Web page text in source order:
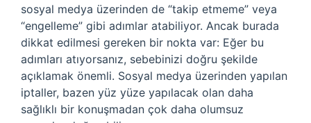
sosyal medya üzerinden de “takip etmeme” veya
“engelleme” gibi adımlar atabiliyor. Ancak burada
dikkat edilmesi gereken bir nokta var: Eğer bu
adımları atıyorsanız, sebebinizi doğru şekilde
açıklamak önemli. Sosyal medya üzerinden yapılan
iptaller, bazen yüz yüze yapılacak olan daha
sağlıklı bir konuşmadan çok daha olumsuz